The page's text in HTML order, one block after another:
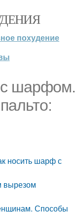
похудение
с шарфом.
носить шарф с
вырезом
Способы